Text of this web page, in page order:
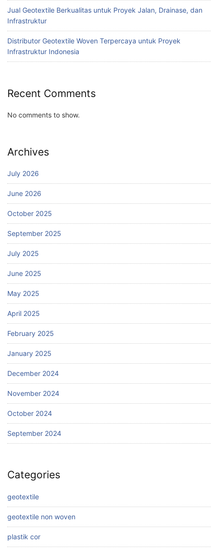
Jual Geotextile Berkualitas untuk Proyek Jalan, Drainase, dan
Infrastruktur
Distributor Geotextile Woven Terpercaya untuk Proyek
Infrastruktur Indonesia
Recent Comments
No comments to show.
Archives
July 2026
June 2026
October 2025
September 2025
July 2025
June 2025
May 2025
April 2025
February 2025
January 2025
December 2024
November 2024
October 2024
September 2024
Categories
geotextile
geotextile non woven
plastik cor